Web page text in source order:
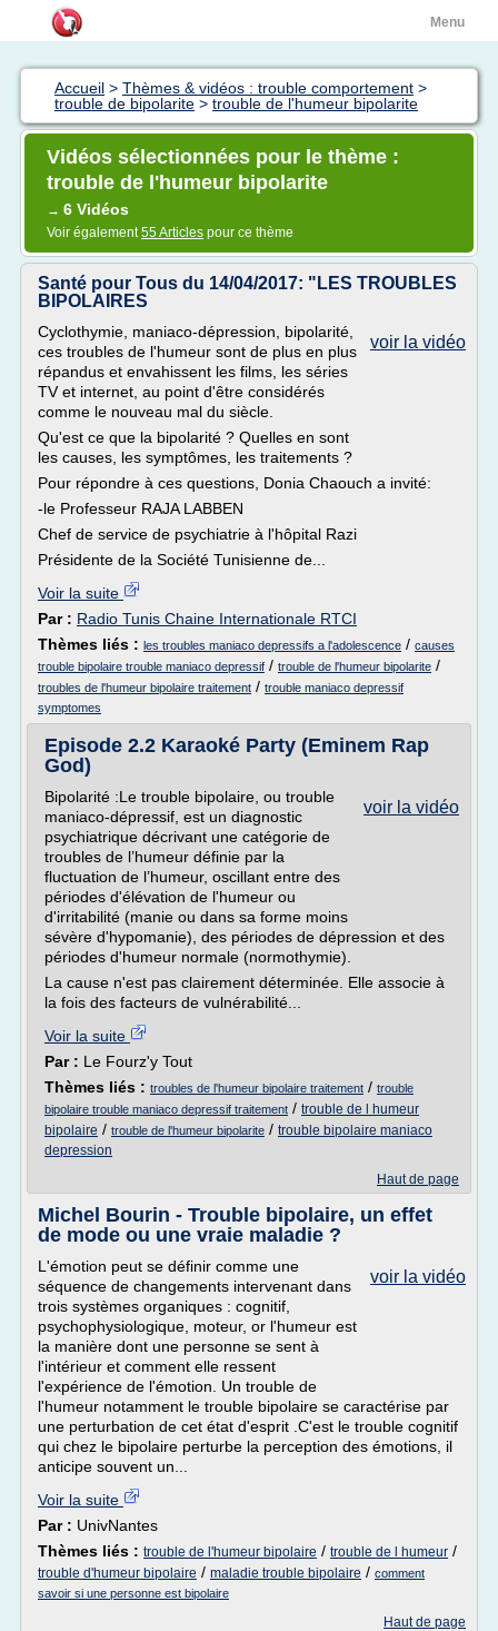
Menu
Accueil > Thèmes & vidéos : trouble comportement >
trouble de bipolarite > trouble de l'humeur bipolarite
Vidéos sélectionnées pour le thème :
trouble de l'humeur bipolarite
→ 6 Vidéos
Voir également55 Articles pour ce thème
Santé pour Tous du 14/04/2017: "LES TROUBLES
BIPOLAIRES
voir la vidéo
Cyclothymie, maniaco-dépression, bipolarité,
ces troubles de l'humeur sont de plus en plus
répandus et envahissent les films, les séries
TV et internet, au point d'être considérés
comme le nouveau mal du siècle.
Qu'est ce que la bipolarité ? Quelles en sont
les causes, les symptômes, les traitements ?
Pour répondre à ces questions, Donia Chaouch a invité:
-le Professeur RAJA LABBEN
Chef de service de psychiatrie à l'hôpital Razi
Présidente de la Société Tunisienne de...
Voir la suite
Par : Radio Tunis Chaine Internationale RTCI
Thèmes liés : les troubles maniaco depressifs a l'adolescence / causes
trouble bipolaire trouble maniaco depressif / trouble de l'humeur bipolarite /
troubles de l'humeur bipolaire traitement / trouble maniaco depressif
symptomes
Episode 2.2 Karaoké Party (Eminem Rap
God)
voir la vidéo
Bipolarité :Le trouble bipolaire, ou trouble
maniaco-dépressif, est un diagnostic
psychiatrique décrivant une catégorie de
troubles de l’humeur définie par la
fluctuation de l’humeur, oscillant entre des
périodes d'élévation de l'humeur ou
d'irritabilité (manie ou dans sa forme moins
sévère d'hypomanie), des périodes de dépression et des
périodes d'humeur normale (normothymie).
La cause n'est pas clairement déterminée. Elle associe à
la fois des facteurs de vulnérabilité...
Voir la suite
Par : Le Fourz'y Tout
Thèmes liés : troubles de l'humeur bipolaire traitement / trouble
bipolaire trouble maniaco depressif traitement / trouble de l humeur
bipolaire / trouble de l'humeur bipolarite / trouble bipolaire maniaco
depression
Haut de page
Michel Bourin - Trouble bipolaire, un effet
de mode ou une vraie maladie ?
voir la vidéo
L'émotion peut se définir comme une
séquence de changements intervenant dans
trois systèmes organiques : cognitif,
psychophysiologique, moteur, or l'humeur est
la manière dont une personne se sent à
l'intérieur et comment elle ressent
l'expérience de l'émotion. Un trouble de
l'humeur notamment le trouble bipolaire se caractérise par
une perturbation de cet état d'esprit .C'est le trouble cognitif
qui chez le bipolaire perturbe la perception des émotions, il
anticipe souvent un...
Voir la suite
Par : UnivNantes
Thèmes liés : trouble de l'humeur bipolaire / trouble de l humeur /
trouble d'humeur bipolaire / maladie trouble bipolaire / comment
savoir si une personne est bipolaire
Haut de page